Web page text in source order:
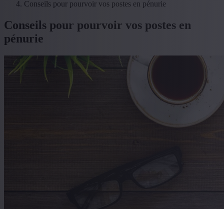
Conseils pour pourvoir vos postes en pénurie
Conseils pour pourvoir vos postes en
pénurie